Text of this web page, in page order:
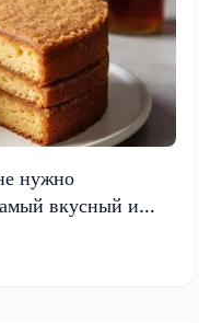
нужно
вкусный и